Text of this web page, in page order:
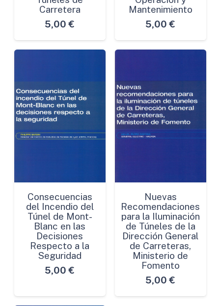
Carretera
5,00 €
Mantenimiento
5,00 €
Consecuencias
del Incendio del
Túnel de Mont-
Blanc en las
Decisiones
Respecto a la
Seguridad
5,00 €
Nuevas
Recomendaciones
para la Iluminación
de Túneles de la
Dirección General
de Carreteras,
Ministerio de
Fomento
5,00 €